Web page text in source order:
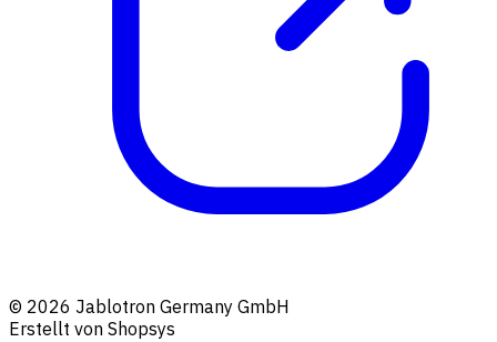
© 2026 Jablotron Germany GmbH
Erstellt von Shopsys